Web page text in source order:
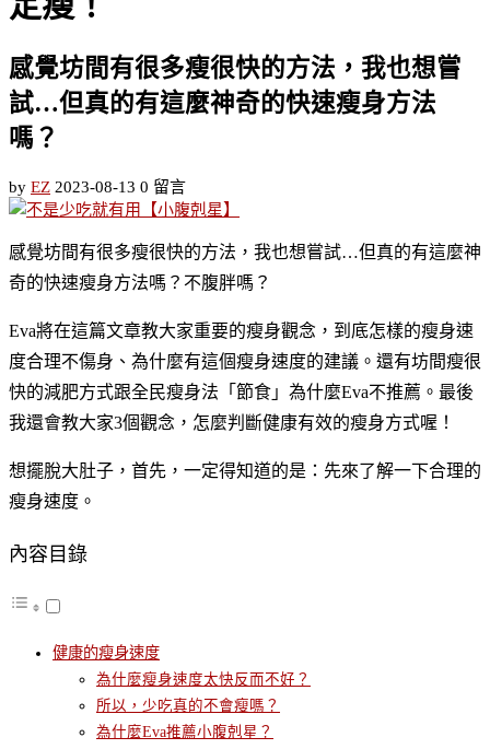
感覺坊間有很多瘦很快的方法，我也想嘗
試…但真的有這麼神奇的快速瘦身方法
嗎？
by EZ 2023-08-13 0 留言
感覺坊間有很多瘦很快的方法，我也想嘗試…但真的有這麼神
奇的快速瘦身方法嗎？不腹胖嗎？
Eva將在這篇文章教大家重要的瘦身觀念，到底怎樣的瘦身速
度合理不傷身、為什麼有這個瘦身速度的建議。還有坊間瘦很
快的減肥方式跟全民瘦身法「節食」為什麼Eva不推薦。最後
我還會教大家3個觀念，怎麼判斷健康有效的瘦身方式喔！
想擺脫大肚子，首先，一定得知道的是：先來了解一下合理的
瘦身速度。
內容目錄
健康的瘦身速度
為什麼瘦身速度太快反而不好？
所以，少吃真的不會瘦嗎？
為什麼Eva推薦小腹剋星？